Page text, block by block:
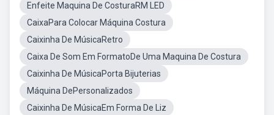
Enfeite Maquina De CosturaRM LED
CaixaPara Colocar Máquina Costura
Caixinha De MúsicaRetro
Caixa De Som Em FormatoDe Uma Maquina De Costura
Caixinha De MúsicaPorta Bijuterias
Máquina DePersonalizados
Caixinha De MúsicaEm Forma De Liz